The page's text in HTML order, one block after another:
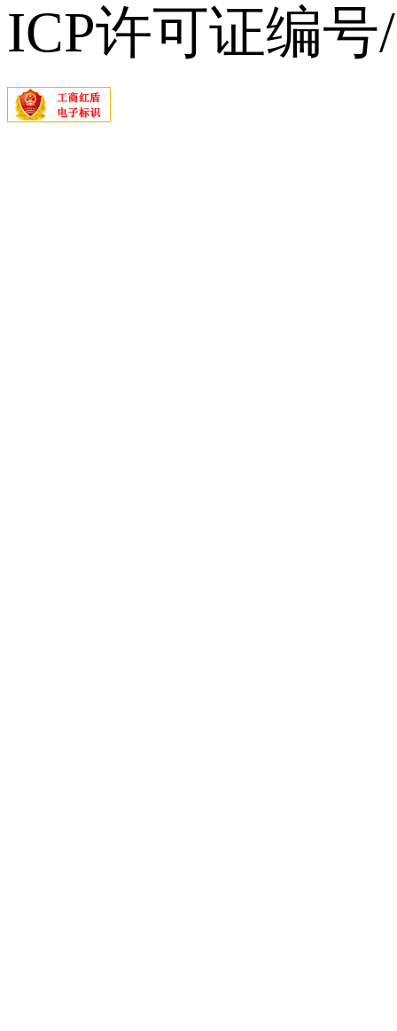
ICP许可证编号